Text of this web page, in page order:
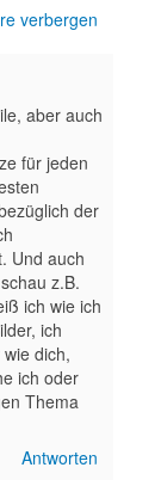
verbergen
aber auch
für jeden
der
Und auch
z.B.
ich wie ich
ich
dich,
ich oder
Thema
Antworten